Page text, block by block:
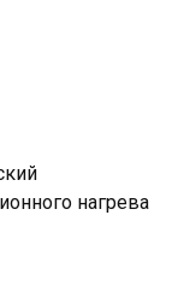
нагрева